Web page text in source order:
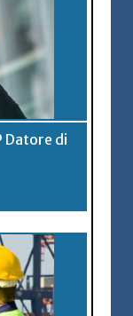
Datore di